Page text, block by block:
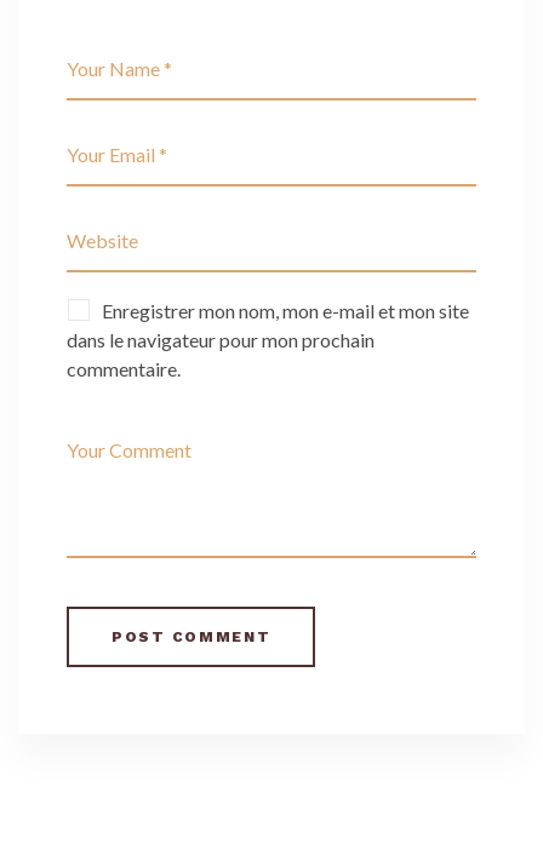
Enregistrer mon nom, mon e-mail et mon site
dans le navigateur pour mon prochain
commentaire.